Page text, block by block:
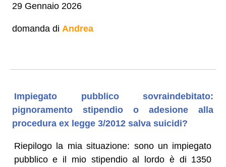
29 Gennaio 2026
domanda di Andrea
Impiegato pubblico sovraindebitato:
pignoramento stipendio o adesione alla
procedura ex legge 3/2012 salva suicidi?
Riepilogo la mia situazione: sono un impiegato
pubblico e il mio stipendio al lordo è di 1350